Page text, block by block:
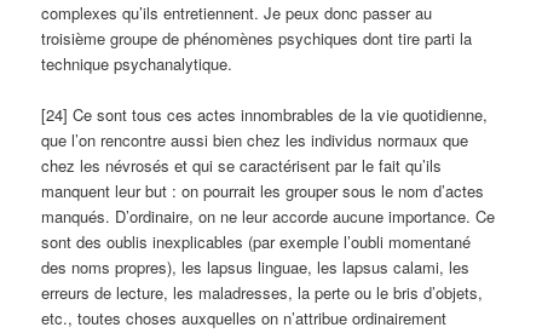
complexes qu’ils entretiennent. Je peux donc passer au
troisième groupe de phénomènes psychiques dont tire parti la
technique psychanalytique.
[24] Ce sont tous ces actes innombrables de la vie quotidienne,
que l’on rencontre aussi bien chez les individus normaux que
chez les névrosés et qui se caractérisent par le fait qu’ils
manquent leur but : on pourrait les grouper sous le nom d’actes
manqués. D’ordinaire, on ne leur accorde aucune importance. Ce
sont des oublis inexplicables (par exemple l’oubli momentané
des noms propres), les lapsus linguae, les lapsus calami, les
erreurs de lecture, les maladresses, la perte ou le bris d’objets,
etc., toutes choses auxquelles on n’attribue ordinairement